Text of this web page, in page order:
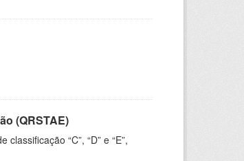
(QRSTAE)
“C”, “D” e “E”,